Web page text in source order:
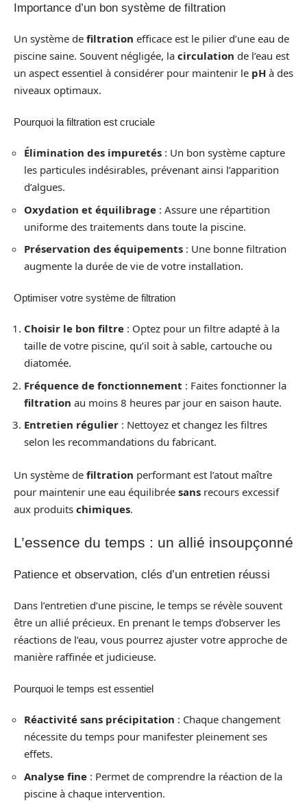
Importance d’un bon système de filtration
Un système de filtration efficace est le pilier d’une eau de
piscine saine. Souvent négligée, la circulation de l’eau est
un aspect essentiel à considérer pour maintenir le pH à des
niveaux optimaux.
Pourquoi la filtration est cruciale
Élimination des impuretés : Un bon système capture
les particules indésirables, prévenant ainsi l’apparition
d’algues.
Oxydation et équilibrage : Assure une répartition
uniforme des traitements dans toute la piscine.
Préservation des équipements : Une bonne filtration
augmente la durée de vie de votre installation.
Optimiser votre système de filtration
Choisir le bon filtre : Optez pour un filtre adapté à la
taille de votre piscine, qu’il soit à sable, cartouche ou
diatomée.
Fréquence de fonctionnement : Faites fonctionner la
filtration au moins 8 heures par jour en saison haute.
Entretien régulier : Nettoyez et changez les filtres
selon les recommandations du fabricant.
Un système de filtration performant est l’atout maître
pour maintenir une eau équilibrée sans recours excessif
aux produits chimiques.
L’essence du temps : un allié insoupçonné
Patience et observation, clés d’un entretien réussi
Dans l’entretien d’une piscine, le temps se révèle souvent
être un allié précieux. En prenant le temps d’observer les
réactions de l’eau, vous pourrez ajuster votre approche de
manière raffinée et judicieuse.
Pourquoi le temps est essentiel
Réactivité sans précipitation : Chaque changement
nécessite du temps pour manifester pleinement ses
effets.
Analyse fine : Permet de comprendre la réaction de la
piscine à chaque intervention.